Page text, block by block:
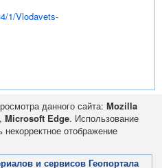
1/Vlodavets-
данного сайта: Mozilla
, Microsoft Edge. Использование
отображение
и сервисов Геопортала